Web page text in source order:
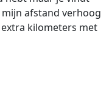
afstand verhoog
kilometers met